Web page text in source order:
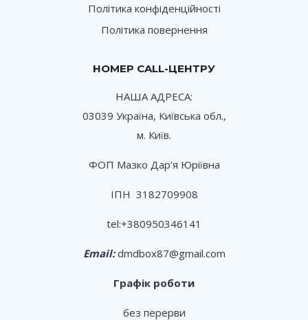
Політика конфіденційності
Політика повернення
НОМЕР CALL-ЦЕНТРУ
НАША АДРЕСА:
03039 Україна, Київська обл.,
м. Київ.
ФОП Мазко Дар’я Юріївна
ІПН 3182709908
tel:+380950346141
Email:dmdbox87@gmail.com
Графік роботи
без перерви